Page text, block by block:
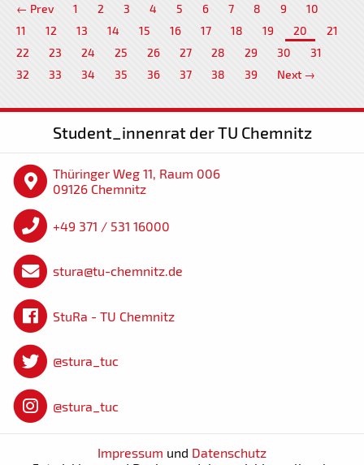
← Prev 1 2 3 4 5 6 7 8 9
10
11
12 13 14 15 16 17 18 19 20
21
22
23 24 25 26 27 28 29 30
31
32
33 34 35 36 37 38 39 Next →
Student_innenrat der TU Chemnitz
Thüringer Weg 11, Raum 006
09126 Chemnitz
+49 371 / 531 16000
stura@tu-chemnitz.de
StuRa - TU Chemnitz
@stura_tuc
@stura_tuc
Impressum und Datenschutz